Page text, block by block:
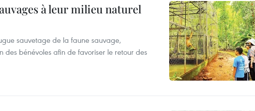
à leur milieu naturel
sauvetage de la faune sauvage,
des bénévoles afin de favoriser le retour des